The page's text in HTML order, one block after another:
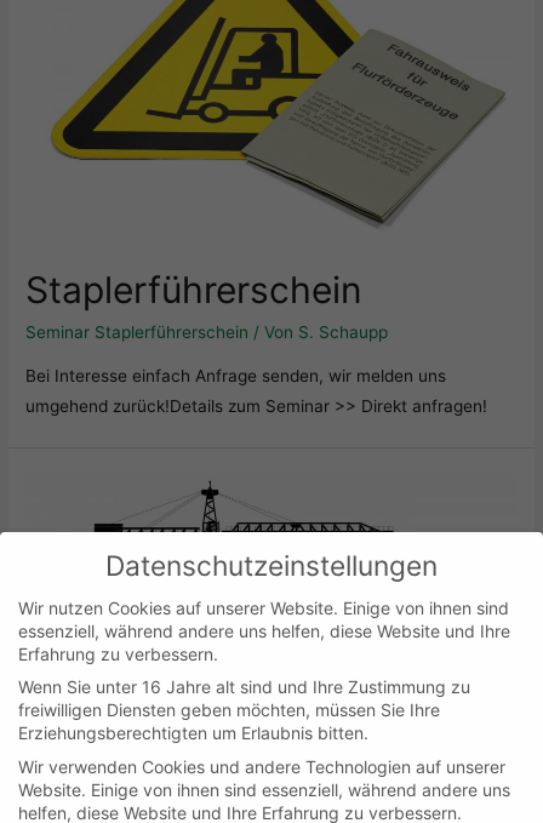
Staplerführerschein
Seminar Staplerführerschein / Von S. Schaupp
Bei Interesse einfach Anfrage senden, wir melden uns
umgehend zurück!Details zum Seminar >> Direkt anfragen!
Datenschutzeinstellungen
Wir nutzen Cookies auf unserer Website. Einige von ihnen sind
essenziell, während andere uns helfen, diese Website und Ihre
Erfahrung zu verbessern.
Wenn Sie unter 16 Jahre alt sind und Ihre Zustimmung zu
freiwilligen Diensten geben möchten, müssen Sie Ihre
Erziehungsberechtigten um Erlaubnis bitten.
Wir verwenden Cookies und andere Technologien auf unserer
Website. Einige von ihnen sind essenziell, während andere uns
helfen, diese Website und Ihre Erfahrung zu verbessern.